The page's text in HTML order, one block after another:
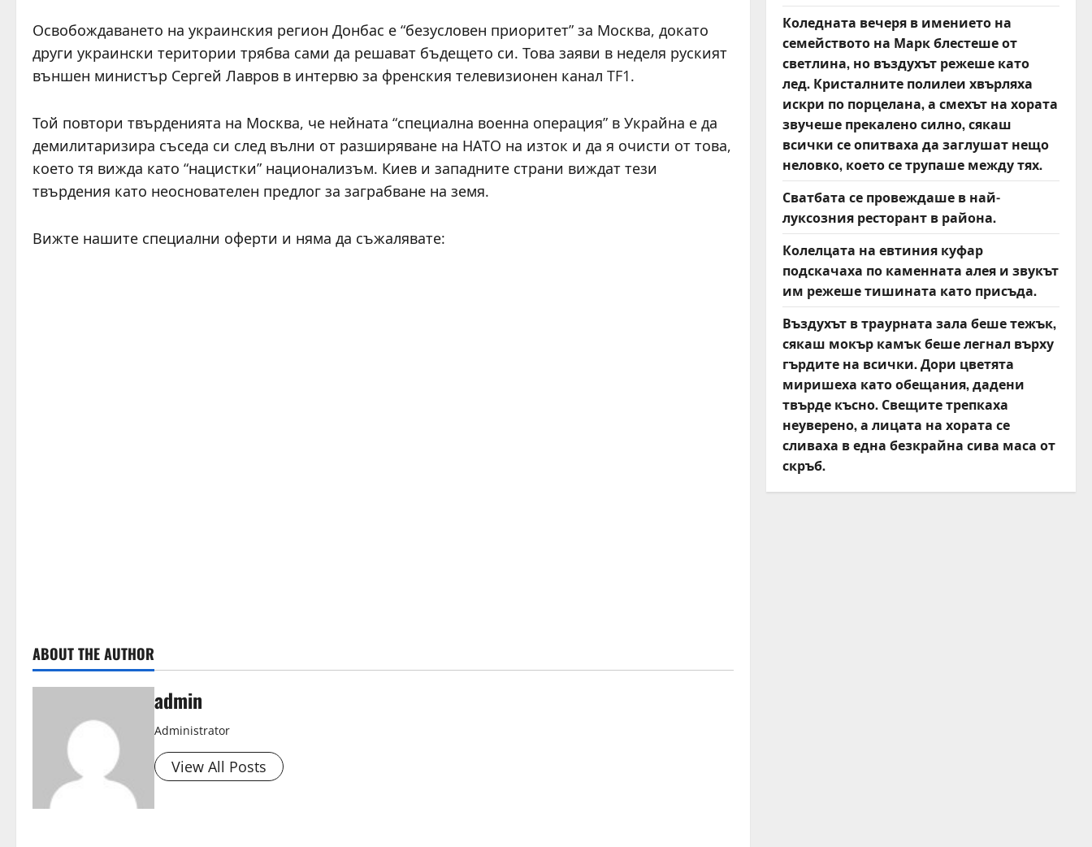
Освобождаването на украинския регион Донбас е “безусловен приоритет” за Москва, докато
други украински територии трябва сами да решават бъдещето си. Това заяви в неделя руският
външен министър Сергей Лавров в интервю за френския телевизионен канал TF1.
Той повтори твърденията на Москва, че нейната “специална военна операция” в Украйна е да
демилитаризира съседа си след вълни от разширяване на НАТО на изток и да я очисти от това,
което тя вижда като “нацистки” национализъм. Киев и западните страни виждат тези
твърдения като неоснователен предлог за заграбване на земя.
Вижте нашите специални оферти и няма да съжалявате:
ABOUT THE AUTHOR
admin
Administrator
View All Posts
Коледната вечеря в имението на
семейството на Марк блестеше от
светлина, но въздухът режеше като
лед. Кристалните полилеи хвърляха
искри по порцелана, а смехът на хората
звучеше прекалено силно, сякаш
всички се опитваха да заглушат нещо
неловко, което се трупаше между тях.
Сватбата се провеждаше в най-
луксозния ресторант в района.
Колелцата на евтиния куфар
подскачаха по каменната алея и звукът
им режеше тишината като присъда.
Въздухът в траурната зала беше тежък,
сякаш мокър камък беше легнал върху
гърдите на всички. Дори цветята
миришеха като обещания, дадени
твърде късно. Свещите трепкаха
неуверено, а лицата на хората се
сливаха в една безкрайна сива маса от
скръб.